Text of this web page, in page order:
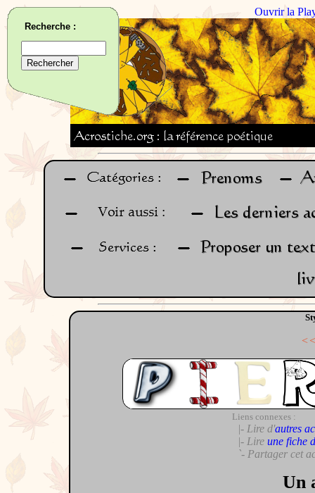
Ouvrir la
Liens connexes :
|- Lire d'autres
|- Lire une fiche
`- Partager cet
Un
Recherche :